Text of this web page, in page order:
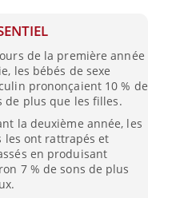
de la première année
les bébés de sexe
prononçaient 10 % de
de plus que les filles.
la deuxième année, les
les ont rattrapés et
en produisant
7 % de sons de plus